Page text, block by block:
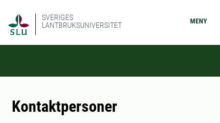
SVERIGES
LANTBRUKSUNIVERSITET
MENY
Kontaktpersoner